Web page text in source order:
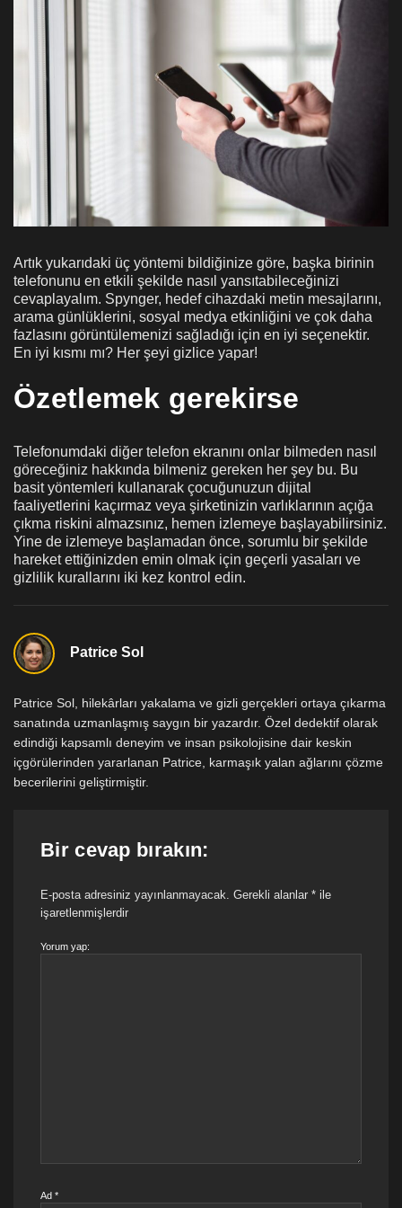
Artık yukarıdaki üç yöntemi bildiğinize göre, başka birinin
telefonunu en etkili şekilde nasıl yansıtabileceğinizi
cevaplayalım. Spynger, hedef cihazdaki metin mesajlarını,
arama günlüklerini, sosyal medya etkinliğini ve çok daha
fazlasını görüntülemenizi sağladığı için en iyi seçenektir.
En iyi kısmı mı? Her şeyi gizlice yapar!
Özetlemek gerekirse
Telefonumdaki diğer telefon ekranını onlar bilmeden nasıl
göreceğiniz hakkında bilmeniz gereken her şey bu. Bu
basit yöntemleri kullanarak çocuğunuzun dijital
faaliyetlerini kaçırmaz veya şirketinizin varlıklarının açığa
çıkma riskini almazsınız, hemen izlemeye başlayabilirsiniz.
Yine de izlemeye başlamadan önce, sorumlu bir şekilde
hareket ettiğinizden emin olmak için geçerli yasaları ve
gizlilik kurallarını iki kez kontrol edin.
Patrice Sol
Patrice Sol, hilekârları yakalama ve gizli gerçekleri ortaya çıkarma
sanatında uzmanlaşmış saygın bir yazardır. Özel dedektif olarak
edindiği kapsamlı deneyim ve insan psikolojisine dair keskin
içgörülerinden yararlanan Patrice, karmaşık yalan ağlarını çözme
becerilerini geliştirmiştir.
Bir cevap bırakın:
E-posta adresiniz yayınlanmayacak. Gerekli alanlar * ile
işaretlenmişlerdir
Yorum yap:
Ad *